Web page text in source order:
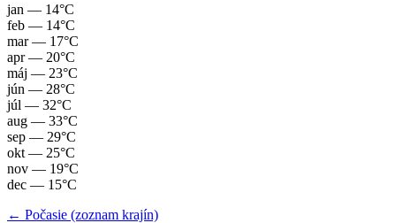
jan — 14°C
feb — 14°C
mar— 17°C
apr— 20°C
máj — 23°C
jún — 28°C
júl — 32°C
aug — 33°C
sep — 29°C
okt — 25°C
nov — 19°C
dec — 15°C
← Počasie (zoznam krajín)